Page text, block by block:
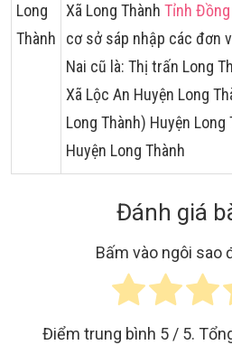
Long
Thành
Xã Long Thành Tỉnh Đồng
cơ sở sáp nhập các đơn
Nai cũ là: Thị trấn Long
Xã Lộc An Huyện Long
Long Thành) Huyện Long
Huyện Long Thành
Đánh giá
Bấm vào ngôi sao
Điểm trung bình 5 / 5.